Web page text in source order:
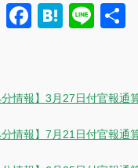
TwitterFacebook
Hatena
Line
分情報】3月27日付官報通
分情報】7月21日付官報通